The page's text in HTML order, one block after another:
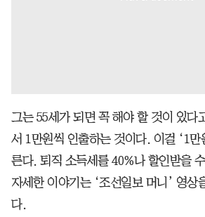
그는 55세가 되면 꼭 해야 할 것이 있다
서 1만원씩 인출하는 것이다. 이걸 ‘1만
른다. 퇴직 소득세를 40%나 할인받을
자세한 이야기는 ‘조선일보 머니’ 영상
다.